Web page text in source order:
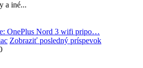
a iné...
OnePlus Nord 3 wifi pripo…
Zobraziť posledný príspevok